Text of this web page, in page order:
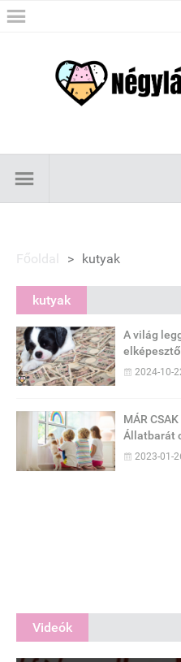
Főoldal > kutyak
kutyak
A világ
2024-10-
MÁR
Állatbarát
2023-01-
Videók